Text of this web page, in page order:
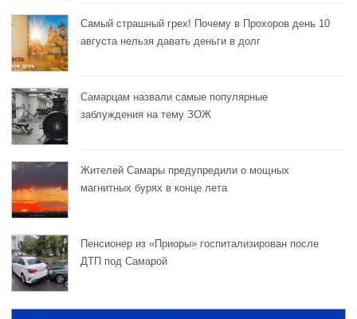
Самый страшный грех! Почему в Прохоров день 10
августа нельзя давать деньги в долг
Самарцам назвали самые популярные
заблуждения на тему ЗОЖ
Жителей Самары предупредили о мощных
магнитных бурях в конце лета
Пенсионер из «Приоры» госпитализирован после
ДТП под Самарой